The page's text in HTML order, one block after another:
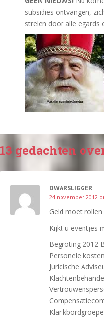
subsidies ontvangen,
strelen door alle egards
13 gedachten
DWARSLIGGER
24 november 2012
Geld moet
Kijkt u eventjes
Begroting 2012
Personele
Juridische